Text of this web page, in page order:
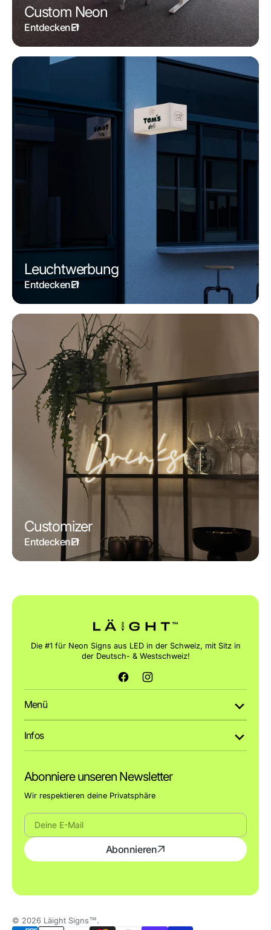
Custom Neon
Entdecken
Leuchtwerbung
Entdecken
Customizer
Entdecken
Die #1 für Neon Signs aus LED in der Schweiz, mit Sitz in
der Deutsch- & Westschweiz!
FacebookInstagram
Menü
Infos
Abonniere unseren Newsletter
Wir respektieren deine Privatsphäre
Deine
E-
Abonnieren
© 2026 Läight Signs™.